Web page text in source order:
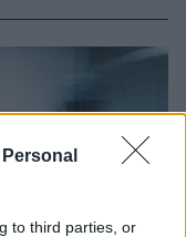
to third parties, or